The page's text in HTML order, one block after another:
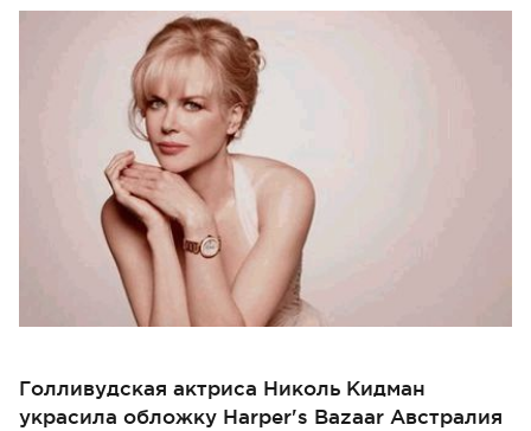
Голливудская актриса Николь Кидман
украсила обложку Harper's Bazaar Австралия